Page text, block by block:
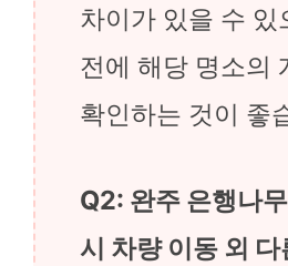
차이가 있을 수 있
전에 해당 명소의
확인하는 것이 좋
Q2: 완주 은행나
시 차량 이동 외